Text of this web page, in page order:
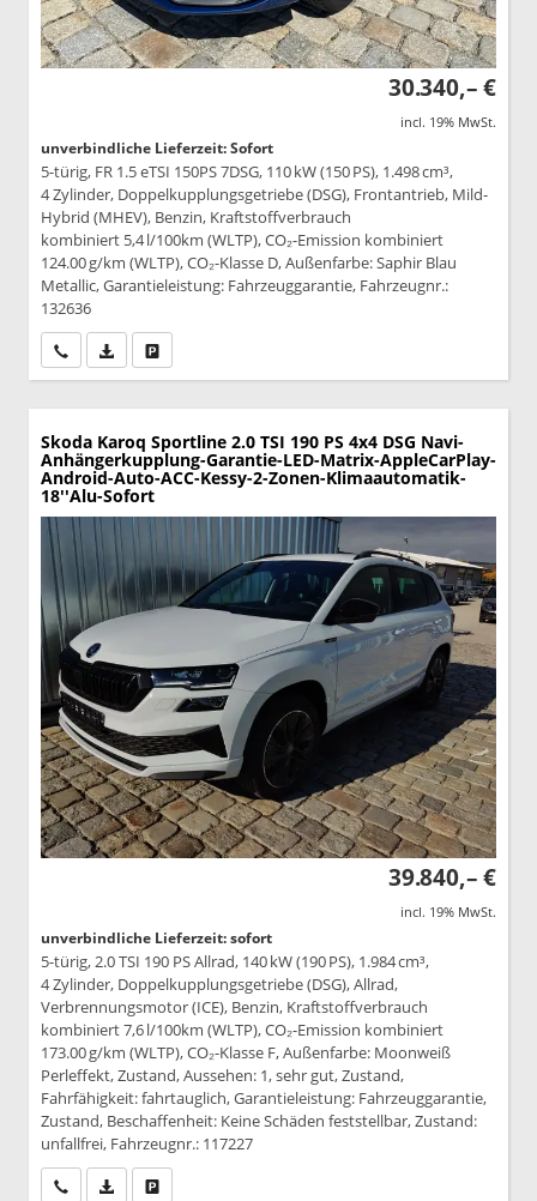
30.340,– €
incl. 19% MwSt.
unverbindliche Lieferzeit: Sofort
5-türig, FR 1.5 eTSI 150PS 7DSG, 110 kW (150 PS), 1.498 cm³,
4 Zylinder, Doppelkupplungsgetriebe (DSG), Frontantrieb, Mild-
Hybrid (MHEV), Benzin, Kraftstoffverbrauch
kombiniert 5,4 l/100km (WLTP), CO₂-Emission kombiniert
124.00 g/km (WLTP), CO₂-Klasse D, Außenfarbe: Saphir Blau
Metallic, Garantieleistung: Fahrzeuggarantie, Fahrzeugnr.:
132636
Wir rufen Sie anPDF-Datei, Fahrzeugexposé drucken
Skoda Karoq Sportline 2.0 TSI 190 PS 4x4 DSG Navi-
Anhängerkupplung-Garantie-LED-Matrix-AppleCarPlay-
Android-Auto-ACC-Kessy-2-Zonen-Klimaautomatik-
18''Alu-Sofort
39.840,– €
incl. 19% MwSt.
unverbindliche Lieferzeit: sofort
5-türig, 2.0 TSI 190 PS Allrad, 140 kW (190 PS), 1.984 cm³,
4 Zylinder, Doppelkupplungsgetriebe (DSG), Allrad,
Verbrennungsmotor (ICE), Benzin, Kraftstoffverbrauch
kombiniert 7,6 l/100km (WLTP), CO₂-Emission kombiniert
173.00 g/km (WLTP), CO₂-Klasse F, Außenfarbe: Moonweiß
Perleffekt, Zustand, Aussehen: 1, sehr gut, Zustand,
Fahrfähigkeit: fahrtauglich, Garantieleistung: Fahrzeuggarantie,
Zustand, Beschaffenheit: Keine Schäden feststellbar, Zustand:
unfallfrei, Fahrzeugnr.: 117227
Wir rufen Sie anPDF-Datei, Fahrzeugexposé drucken